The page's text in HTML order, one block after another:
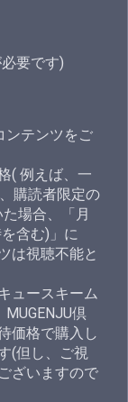
要です)
ンテンツをご
( 例えば、一
購読者限定の
場合、「月
含む)」に
は視聴不能と
ュースキーム
倶
価格で購入し
(但し、ご視
ざいますので